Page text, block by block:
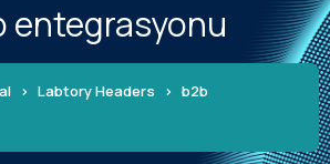
entegrasyonu
> Labtory Headers > b2b